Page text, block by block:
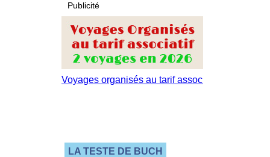
Publicité
LA TESTE DE BUCH